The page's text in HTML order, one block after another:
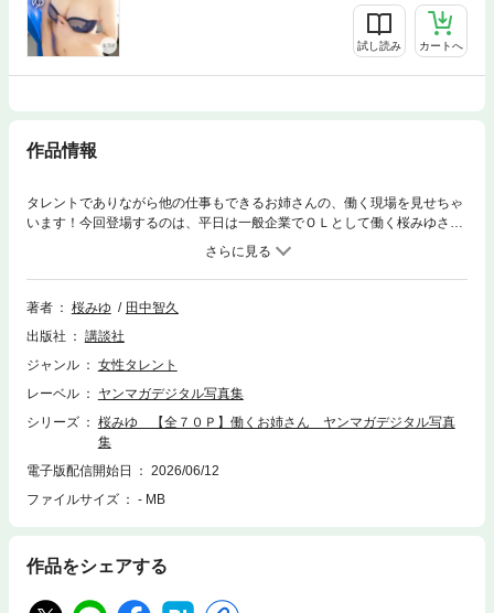
試し読み カートへ
作品情報
タレントでありながら他の仕事もできるお姉さんの、働く現場を見せちゃ
います！今回登場するのは、平日は一般企業でＯＬとして働く桜みゆさ
ん！シゴデキそうなスーツに身を包んでいますが、脱ぐと凄いんで
す・・・こんな優しそうなＯＬさんがいたら、癒やしとして職場環境アッ
プ間違いなし！※本作品はヤンマガWebで公開された同タイトルグラビア
（無料版＋有料版）のデジタル写真集です。※『働くお姉さん 桜みゆ1』
著者 桜みゆ
田中智久
出版社
講談社
ジャンル
女性タレント
レーベル
ヤンマガデジタル写真集
シリーズ
桜みゆ 【全７０Ｐ】働くお姉さん ヤンマガデジタル写真
集
電子版配信開始日
2026/06/12
ファイルサイズ
- MB
作品をシェアする